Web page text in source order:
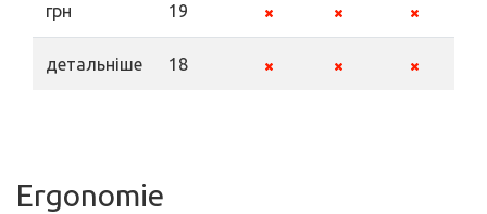
грн 19
детальніше 18
Ergonomie